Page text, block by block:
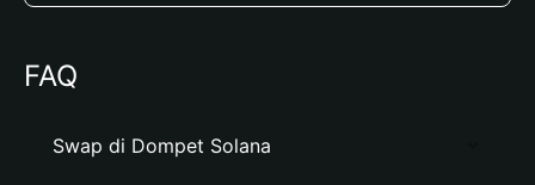
FAQ
Swap di Dompet Solana